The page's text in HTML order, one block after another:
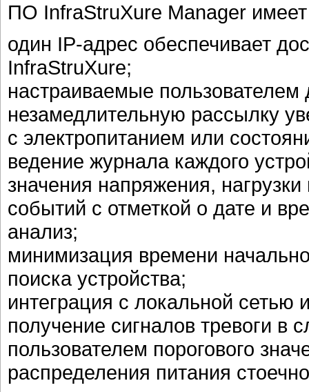
ПО InfraStruXure Manager
один IP-адрес обеспечивает
InfraStruXure;
настраиваемые пользователем
незамедлительную рассылку
с электропитанием или
ведение журнала каждого
значения напряжения,
событий с отметкой о дате и
анализ;
минимизация времени
поиска устройства;
интеграция с локальной
получение сигналов тревоги в
пользователем порогового
распределения питания